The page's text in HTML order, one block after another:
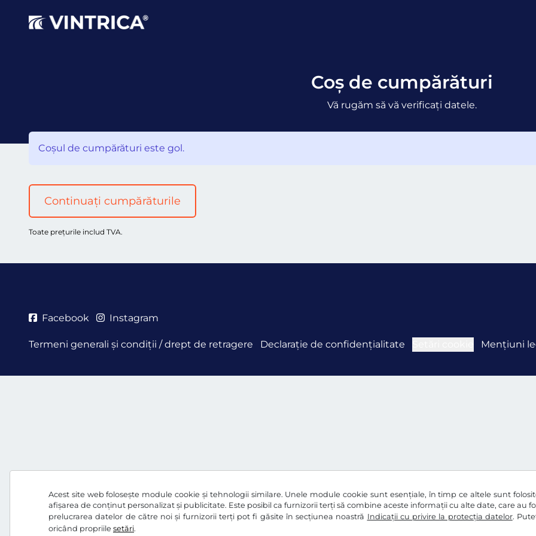
Acest site web folosește module cookie și tehnologii similare. Unele module cookie sunt esențiale, în timp ce altele sunt
afișarea de conținut personalizat și publicitate. Este posibil ca furnizorii terți să combine aceste informații cu alte date, care au
prelucrarea datelor de către noi și furnizorii terți pot fi găsite în secțiunea noastră Indicații cu privire la protecția datelor.
oricând propriile setări.
Coș de cumpărături
Vă rugăm să vă verificați datele.
Coșul de cumpărături este gol.
Continuați cumpărăturile
Toate prețurile includ TVA.
Facebook Instagram
Termeni generali şi condiţii / drept de retragere Declaraţie de confidențialitate Mențiuni